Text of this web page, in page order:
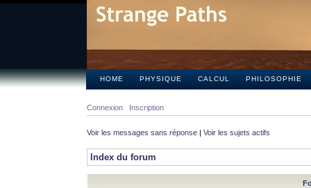
HOME PHYSIQUE CALCUL PHILOSOPHIE
Connexion Inscription
Voir les messages sans réponse | Voir les sujets actifs
Index du forum